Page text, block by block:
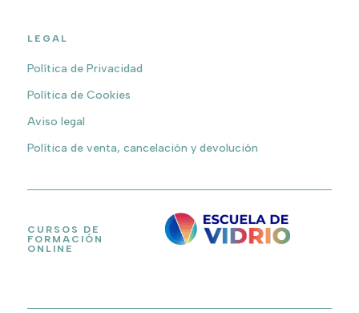
LEGAL
Política de Privacidad
Política de Cookies
Aviso legal
Política de venta, cancelación y devolución
CURSOS DE
FORMACIÓN
ONLINE